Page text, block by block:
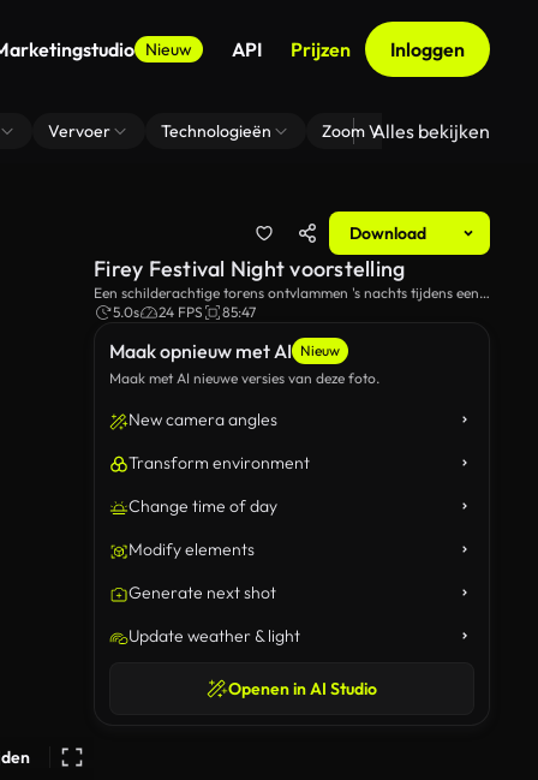
Nieuw API Prijzen Inloggen
Vervoer Technologieën Zoom Virtuele
Alles bekijken
Download
Maak opnieuw met AI Nieuw
Maak met AI nieuwe versies van deze foto.
New camera angles
Transform environment
Change time of day
Modify elements
Generate next shot
Update weather & light
Openen in AI Studio
Firey Festival Night voorstelling
Een schilderachtige torens ontvlammen 's nachts tijdens een
vuur festival als de deelnemers bijeenkomen om te kijken.
5.0s 24 FPS 85:47